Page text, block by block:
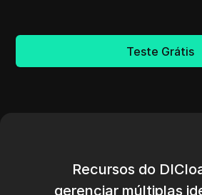
Teste Grátis
Recursos do
gerenciar múltiplas